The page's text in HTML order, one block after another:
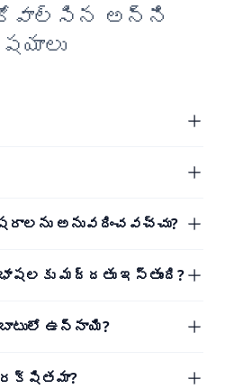
అన్ని
అనువదించవచ్చు?
భాషలకు మద్దతు ఇస్తుంది?
ఉన్నాయి?